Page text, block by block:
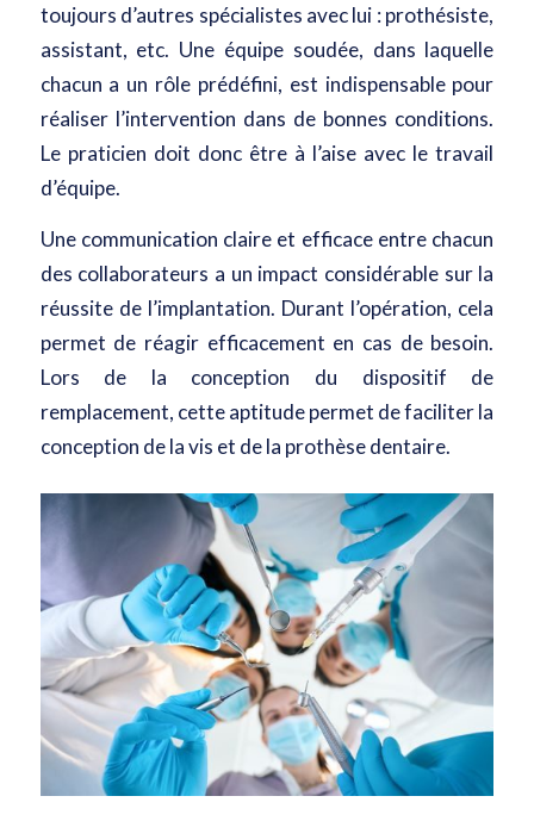
toujours d’autres spécialistes avec lui : prothésiste,
assistant, etc. Une équipe soudée, dans laquelle
chacun a un rôle prédéfini, est indispensable pour
réaliser l’intervention dans de bonnes conditions.
Le praticien doit donc être à l’aise avec le travail
d’équipe.
Une communication claire et efficace entre chacun
des collaborateurs a un impact considérable sur la
réussite de l’implantation. Durant l’opération, cela
permet de réagir efficacement en cas de besoin.
Lors de la conception du dispositif de
remplacement, cette aptitude permet de faciliter la
conception de la vis et de la prothèse dentaire.